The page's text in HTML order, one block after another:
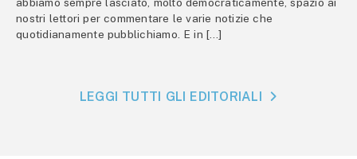
nostri lettori per commentare le varie notizie che
quotidianamente pubblichiamo. E in […]
LEGGI TUTTI GLI EDITORIALI